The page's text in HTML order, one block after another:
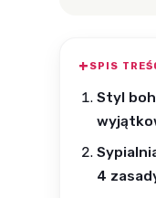
SPIS
Styl
4